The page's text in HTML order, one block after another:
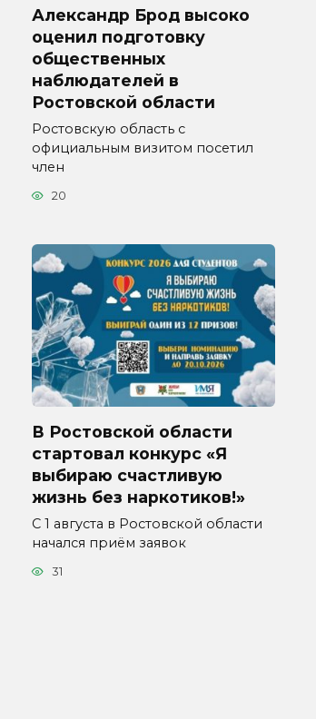
Александр Брод высоко
оценил подготовку
общественных
наблюдателей в
Ростовской области
Ростовскую область с
официальным визитом посетил
член
20
В Ростовской области
стартовал конкурс «Я
выбираю счастливую
жизнь без наркотиков!»
С 1 августа в Ростовской области
начался приём заявок
31